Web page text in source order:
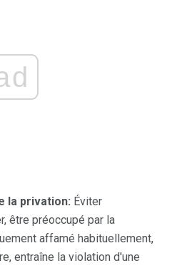
la privation: Éviter
être préoccupé par la
affamé habituellement,
entraîne la violation d'une